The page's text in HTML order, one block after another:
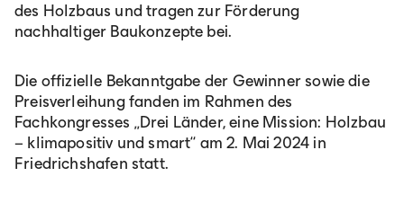
des Holzbaus und tragen zur Förderung
nachhaltiger Baukonzepte bei.
Die offizielle Bekanntgabe der Gewinner sowie die
Preisverleihung fanden im Rahmen des
Fachkongresses „Drei Länder, eine Mission: Holzbau
– klimapositiv und smart“ am 2. Mai 2024 in
Friedrichshafen statt.